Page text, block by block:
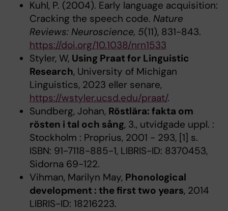
Kuhl, P. (2004). Early language acquisition:
Cracking the speech code. Nature
Reviews: Neuroscience, 5(11), 831-843.
https://doi.org/10.1038/nrn1533
Styler, W, Using Praat for Linguistic
Research, University of Michigan
Linguistics, 2023 eller senare,
https://wstyler.ucsd.edu/praat/.
Sundberg, Johan, Röstlära: fakta om
rösten i tal och sång, 3., utvidgade uppl. :
Stockholm : Proprius, 2001 - 293, [1] s.
ISBN: 91-7118-885-1, LIBRIS-ID: 8370453,
Sidorna 69-122.
Vihman, Marilyn May, Phonological
development : the first two years, 2014
LIBRIS-ID: 18216223.